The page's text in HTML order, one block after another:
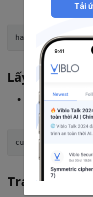
muốn kiểm tra.
Lấy tên
Lấy tên của
nào đó :
Tra cứu Filter
Tải